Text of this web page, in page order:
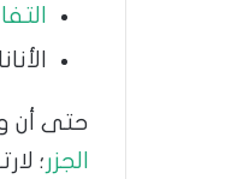
حتى أن
الجزر ؛